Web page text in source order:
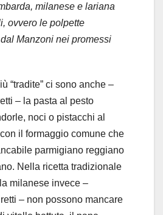
milanese e lariana
ovvero le polpette
Manzoni nei promessi
“tradite” ci sono anche –
– la pasta al pesto
noci o pistacchi al
il formaggio comune che
parmigiano reggiano
Nella ricetta tradizionale
milanese invece –
– non possono mancare